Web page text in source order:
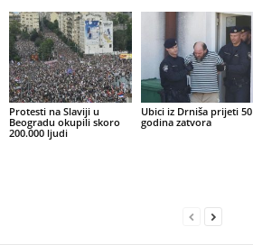
Protesti na Slaviji u
Beogradu okupili skoro
200.000 ljudi
Ubici iz Drniša prijeti 50
godina zatvora